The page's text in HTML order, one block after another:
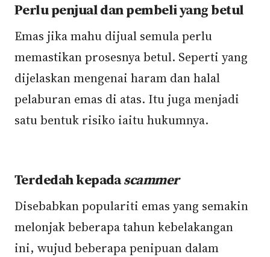
Perlu penjual dan pembeli yang betul
Emas jika mahu dijual semula perlu
memastikan prosesnya betul. Seperti yang
dijelaskan mengenai haram dan halal
pelaburan emas di atas. Itu juga menjadi
satu bentuk risiko iaitu hukumnya.
Terdedah kepadascammer
Disebabkan populariti emas yang semakin
melonjak beberapa tahun kebelakangan
ini, wujud beberapa penipuan dalam